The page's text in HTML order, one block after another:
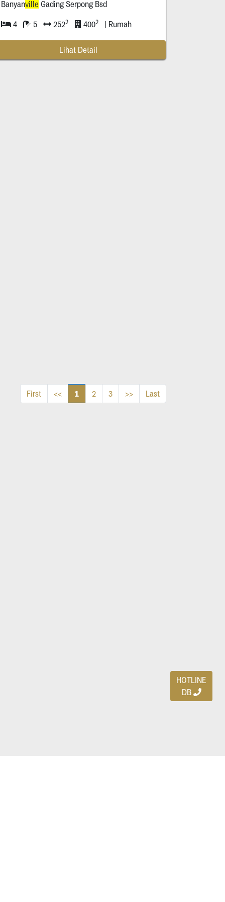
Banyanville Gading Serpong Bsd
4 5 2522 4002 | Rumah
Lihat Detail
First << 1 2 3 >> Last
HOTLINE
DB